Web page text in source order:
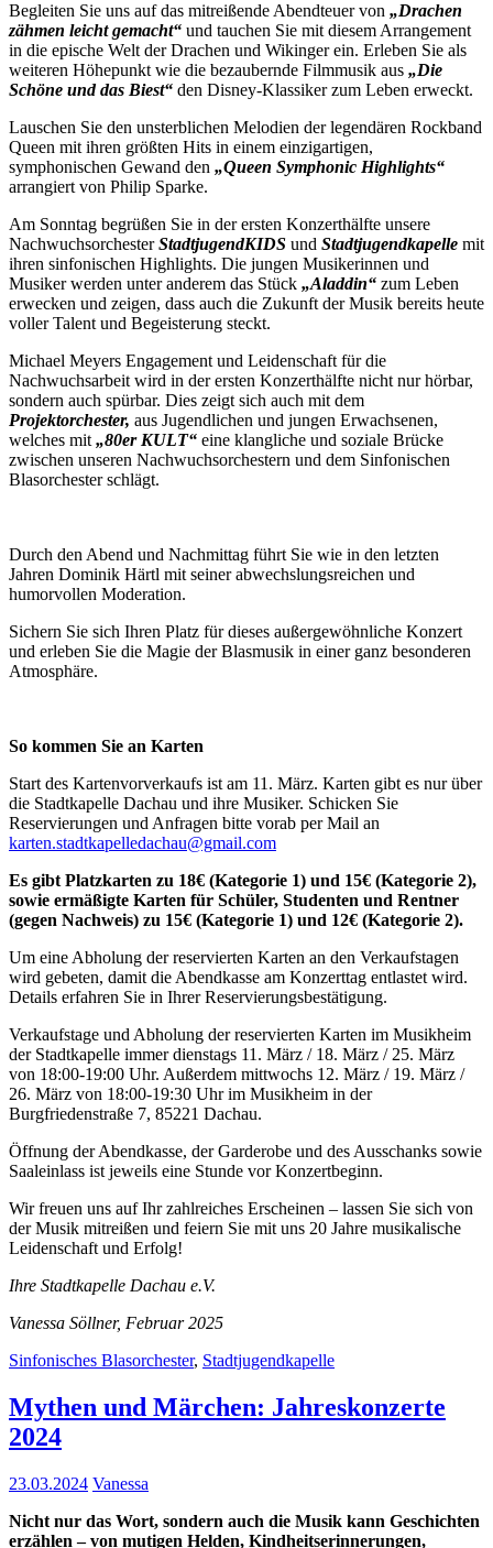
Begleiten Sie uns auf das mitreißende Abendteuer von „Drachen
zähmen leicht gemacht“ und tauchen Sie mit diesem Arrangement
in die epische Welt der Drachen und Wikinger ein. Erleben Sie als
weiteren Höhepunkt wie die bezaubernde Filmmusik aus „Die
Schöne und das Biest“ den Disney-Klassiker zum Leben erweckt.
Lauschen Sie den unsterblichen Melodien der legendären Rockband
Queen mit ihren größten Hits in einem einzigartigen,
symphonischen Gewand den „Queen Symphonic Highlights“
arrangiert von Philip Sparke.
Am Sonntag begrüßen Sie in der ersten Konzerthälfte unsere
NachwuchsorchesterStadtjugendKIDS und Stadtjugendkapelle mit
ihren sinfonischen Highlights. Die jungen Musikerinnen und
Musiker werden unter anderem das Stück „Aladdin“ zum Leben
erwecken und zeigen, dass auch die Zukunft der Musik bereits heute
voller Talent und Begeisterung steckt.
Michael Meyers Engagement und Leidenschaft für die
Nachwuchsarbeit wird in der ersten Konzerthälfte nicht nur hörbar,
sondern auch spürbar. Dies zeigt sich auch mit dem
Projektorchester, aus Jugendlichen und jungen Erwachsenen,
welches mit „80er KULT“ eine klangliche und soziale Brücke
zwischen unseren Nachwuchsorchestern und dem Sinfonischen
Blasorchester schlägt.
Durch den Abend und Nachmittag führt Sie wie in den letzten
Jahren Dominik Härtl mit seiner abwechslungsreichen und
humorvollen Moderation.
Sichern Sie sich Ihren Platz für dieses außergewöhnliche Konzert
und erleben Sie die Magie der Blasmusik in einer ganz besonderen
Atmosphäre.
So kommen Sie an Karten
Start des Kartenvorverkaufs ist am 11. März. Karten gibt es nur über
die Stadtkapelle Dachau und ihre Musiker. Schicken Sie
Reservierungen und Anfragen bitte vorab per Mail an
karten.stadtkapelledachau@gmail.com
Es gibt Platzkarten zu 18€ (Kategorie 1) und 15€ (Kategorie 2),
sowie ermäßigte Karten für Schüler, Studenten und Rentner
(gegen Nachweis) zu 15€ (Kategorie 1) und 12€ (Kategorie 2).
Um eine Abholung der reservierten Karten an den Verkaufstagen
wird gebeten, damit die Abendkasse am Konzerttag entlastet wird.
Details erfahren Sie in Ihrer Reservierungsbestätigung.
Verkaufstage und Abholung der reservierten Karten im Musikheim
der Stadtkapelle immer dienstags 11. März / 18. März / 25. März
von 18:00-19:00 Uhr. Außerdem mittwochs 12. März / 19. März /
26. März von 18:00-19:30 Uhr im Musikheim in der
Burgfriedenstraße 7, 85221 Dachau.
Öffnung der Abendkasse, der Garderobe und des Ausschanks sowie
Saaleinlass ist jeweils eine Stunde vor Konzertbeginn.
Wir freuen uns auf Ihr zahlreiches Erscheinen – lassen Sie sich von
der Musik mitreißen und feiern Sie mit uns 20 Jahre musikalische
Leidenschaft und Erfolg!
Ihre Stadtkapelle Dachau e.V.
Vanessa Söllner, Februar 2025
Sinfonisches Blasorchester, Stadtjugendkapelle
Mythen und Märchen: Jahreskonzerte
2024
23.03.2024 Vanessa
Nicht nur das Wort, sondern auch die Musik kann Geschichten
erzählen – von mutigen Helden, Kindheitserinnerungen,